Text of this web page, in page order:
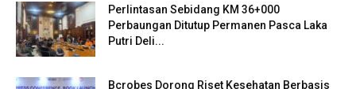
Perlintasan Sebidang KM 36+000
Perbaungan Ditutup Permanen Pasca Laka
Putri Deli...
Bcrobes Dorong Riset Kesehatan Berbasis